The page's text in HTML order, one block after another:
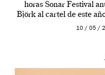
horas Sonar Festival
Björk al cartel de este
en una de las10 / 05 /